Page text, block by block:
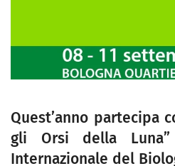
Quest’anno partecipa
gli Orsi della
Internazionale del